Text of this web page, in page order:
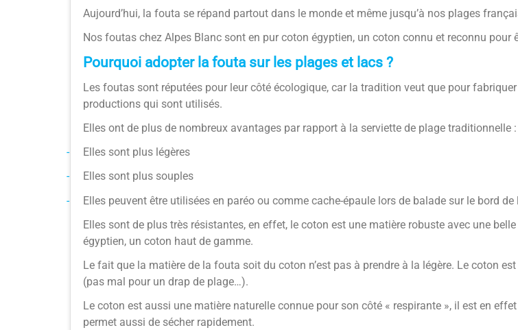
Aujourd’hui, la fouta se répand partout dans le monde et même jusqu’à nos plages
Nos foutas chez Alpes Blanc sont en pur coton égyptien, un coton connu et reconnu
Pourquoi adopter la fouta sur les plages et lacs ?
Les foutas sont réputées pour leur côté écologique, car la tradition veut que pour
productions qui sont utilisés.
Elles ont de plus de nombreux avantages par rapport à la serviette de plage traditionnelle :
-
Elles sont plus légères
-
Elles sont plus souples
-
Elles peuvent être utilisées en paréo ou comme cache-épaule lors de balade sur le bord de
Elles sont de plus très résistantes, en effet, le coton est une matière robuste avec une
égyptien, un coton haut de gamme.
Le fait que la matière de la fouta soit du coton n’est pas à prendre à la légère. Le coton
(pas mal pour un drap de plage…).
Le coton est aussi une matière naturelle connue pour son côté « respirante », il est en
permet aussi de sécher rapidement.